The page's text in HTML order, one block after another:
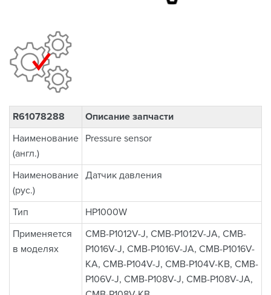
R61078288
Описание запчасти
Наименование
(англ.)
Pressure sensor
Наименование
(рус.)
Датчик давления
Тип
HP1000W
Применяется
в моделях
CMB-P1012V-J, CMB-P1012V-JA, CMB-
P1016V-J, CMB-P1016V-JA, CMB-P1016V-
KA, CMB-P104V-J, CMB-P104V-KB, CMB-
P106V-J, CMB-P108V-J, CMB-P108V-JA,